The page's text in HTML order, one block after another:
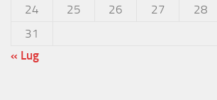
24
25 26 27 28
31
« Lug